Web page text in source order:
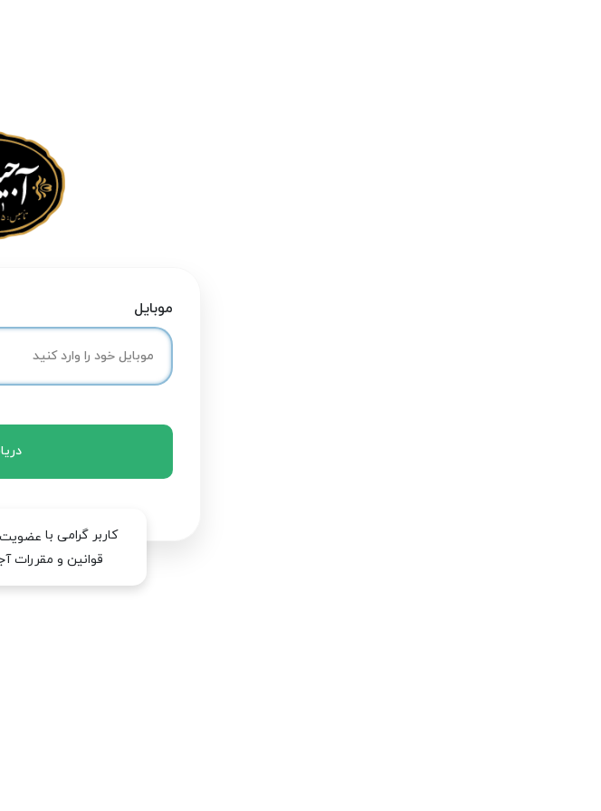
موبایل
کاربر گرامی با عضویت
قوانین و مقررات